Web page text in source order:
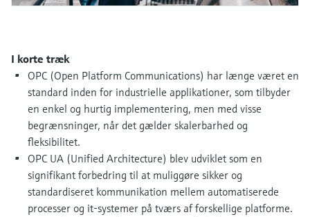
dokumentation
Find reservedele
Find reservedele efter produktkategori,
ordrekode eller serienummer
Shop alle
Måling med
mikrobølgetransmission
Memosens-teknologi
Shop alle
I korte træk
OPC (Open Platform Communications) har længe været en
standard inden for industrielle applikationer, som tilbyder
en enkel og hurtig implementering, men med visse
begrænsninger, når det gælder skalerbarhed og
fleksibilitet.
OPC UA (Unified Architecture) blev udviklet som en
signifikant forbedring til at muliggøre sikker og
standardiseret kommunikation mellem automatiserede
processer og it-systemer på tværs af forskellige platforme.